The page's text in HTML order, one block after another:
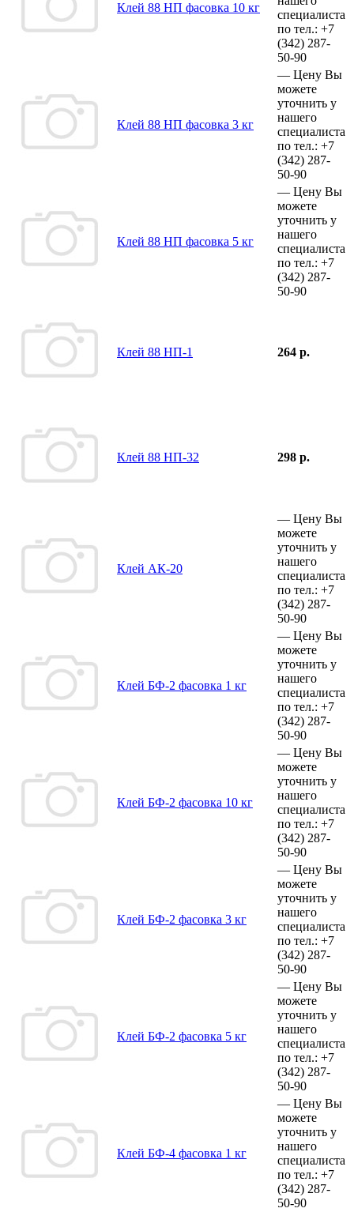
Клей 88 НП фасовка 10 кг
специалиста
по тел.: +7
(342) 287-
50-90
Клей 88 НП фасовка 3 кг
— Цену Вы
можете
уточнить у
нашего
специалиста
по тел.: +7
(342) 287-
50-90
Клей 88 НП фасовка 5 кг
— Цену Вы
можете
уточнить у
нашего
специалиста
по тел.: +7
(342) 287-
50-90
Клей 88 НП-1 264 р.
Клей 88 НП-32 298 р.
Клей АК-20
— Цену Вы
можете
уточнить у
нашего
специалиста
по тел.: +7
(342) 287-
50-90
Клей БФ-2 фасовка 1 кг
— Цену Вы
можете
уточнить у
нашего
специалиста
по тел.: +7
(342) 287-
50-90
Клей БФ-2 фасовка 10 кг
— Цену Вы
можете
уточнить у
нашего
специалиста
по тел.: +7
(342) 287-
50-90
Клей БФ-2 фасовка 3 кг
— Цену Вы
можете
уточнить у
нашего
специалиста
по тел.: +7
(342) 287-
50-90
Клей БФ-2 фасовка 5 кг
— Цену Вы
можете
уточнить у
нашего
специалиста
по тел.: +7
(342) 287-
50-90
Клей БФ-4 фасовка 1 кг
— Цену Вы
можете
уточнить у
нашего
специалиста
по тел.: +7
(342) 287-
50-90